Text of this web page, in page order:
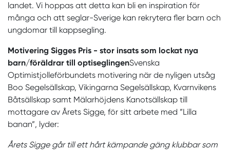
landet. Vi hoppas att detta kan bli en inspiration för
många och att seglar-Sverige kan rekrytera fler barn och
ungdomar till kappsegling.
Motivering Sigges Pris - stor insats som lockat nya
barn/föräldrar till optiseglingenSvenska
Optimistjolleförbundets motivering när de nyligen utsåg
Boo Segelsällskap, Vikingarna Segelsällskap, Kvarnvikens
Båtsällskap samt Mälarhöjdens Kanotsällskap till
mottagare av Årets Sigge, för sitt arbete med ”Lilla
banan”, lyder:
Årets Sigge går till ett hårt kämpande gäng klubbar som